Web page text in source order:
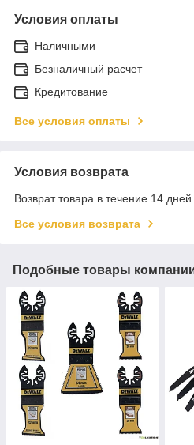
Условия оплаты
Наличными
Безналичный расчет
Кредитование
Все условия оплаты
Условия возврата
Возврат товара в течение 14
Все условия возврата
Подобные товары